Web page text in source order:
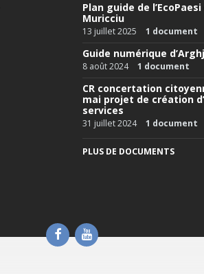
Plan guide de
Muricciu
13 juillet 2025 1 document
Guide numérique
8 août 2024 1 document
CR concertation
mai projet de création
services
31 juillet 2024 1 document
PLUS DE DOCUMENTS
FacebookYouTube